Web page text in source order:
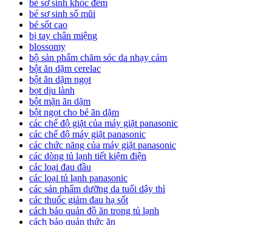
bé sơ sinh khóc đêm
bé sơ sinh sổ mũi
bé sốt cao
bị tay chân miệng
blossomy
bộ sản phẩm chăm sóc da nhạy cảm
bột ăn dặm cerelac
bột ăn dặm ngọt
bọt dịu lành
bột mặn ăn dặm
bột ngọt cho bé ăn dặm
các chế độ giặt của máy giặt panasonic
các chế độ máy giặt panasonic
các chức năng của máy giặt panasonic
các dòng tủ lạnh tiết kiệm điện
các loại đau đầu
các loại tủ lạnh panasonic
các sản phẩm dưỡng da tuổi dậy thì
các thuốc giảm đau hạ sốt
cách bảo quản đồ ăn trong tủ lạnh
cách bảo quản thức ăn